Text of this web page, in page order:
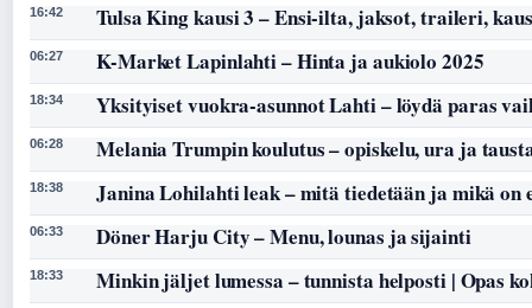
16:42 Tulsa King kausi 3 – Ensi-ilta, jaksot, traileri,
06:27 K-Market Lapinlahti – Hinta ja aukiolo 2025
18:34 Yksityiset vuokra-asunnot Lahti – löydä paras
06:28 Melania Trumpin koulutus – opiskelu, ura ja
18:38 Janina Lohilahti leak – mitä tiedetään ja mikä on
06:33 Döner Harju City – Menu, lounas ja sijainti
18:33 Minkin jäljet lumessa – tunnista helposti | Opas